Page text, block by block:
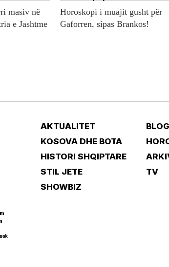
masiv në
e Jashtme
Horoskopi i muajit gusht për
Gaforren, sipas Brankos!
AKTUALITET
KOSOVA DHE BOTA
HISTORI SHQIPTARE
STIL JETE
SHOWBIZ
BLOG
TV